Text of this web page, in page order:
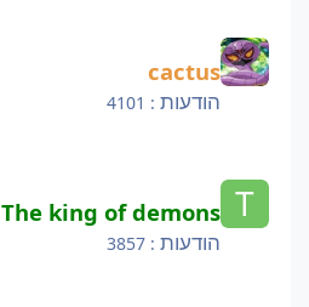
cactus
הודעות : 4101
The king of demons
הודעות : 3857